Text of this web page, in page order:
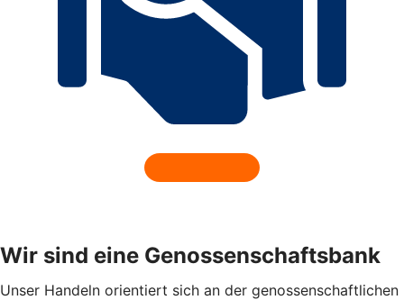
Wir sind eine Genossenschaftsbank
Unser Handeln orientiert sich an der genossenschaftlichen